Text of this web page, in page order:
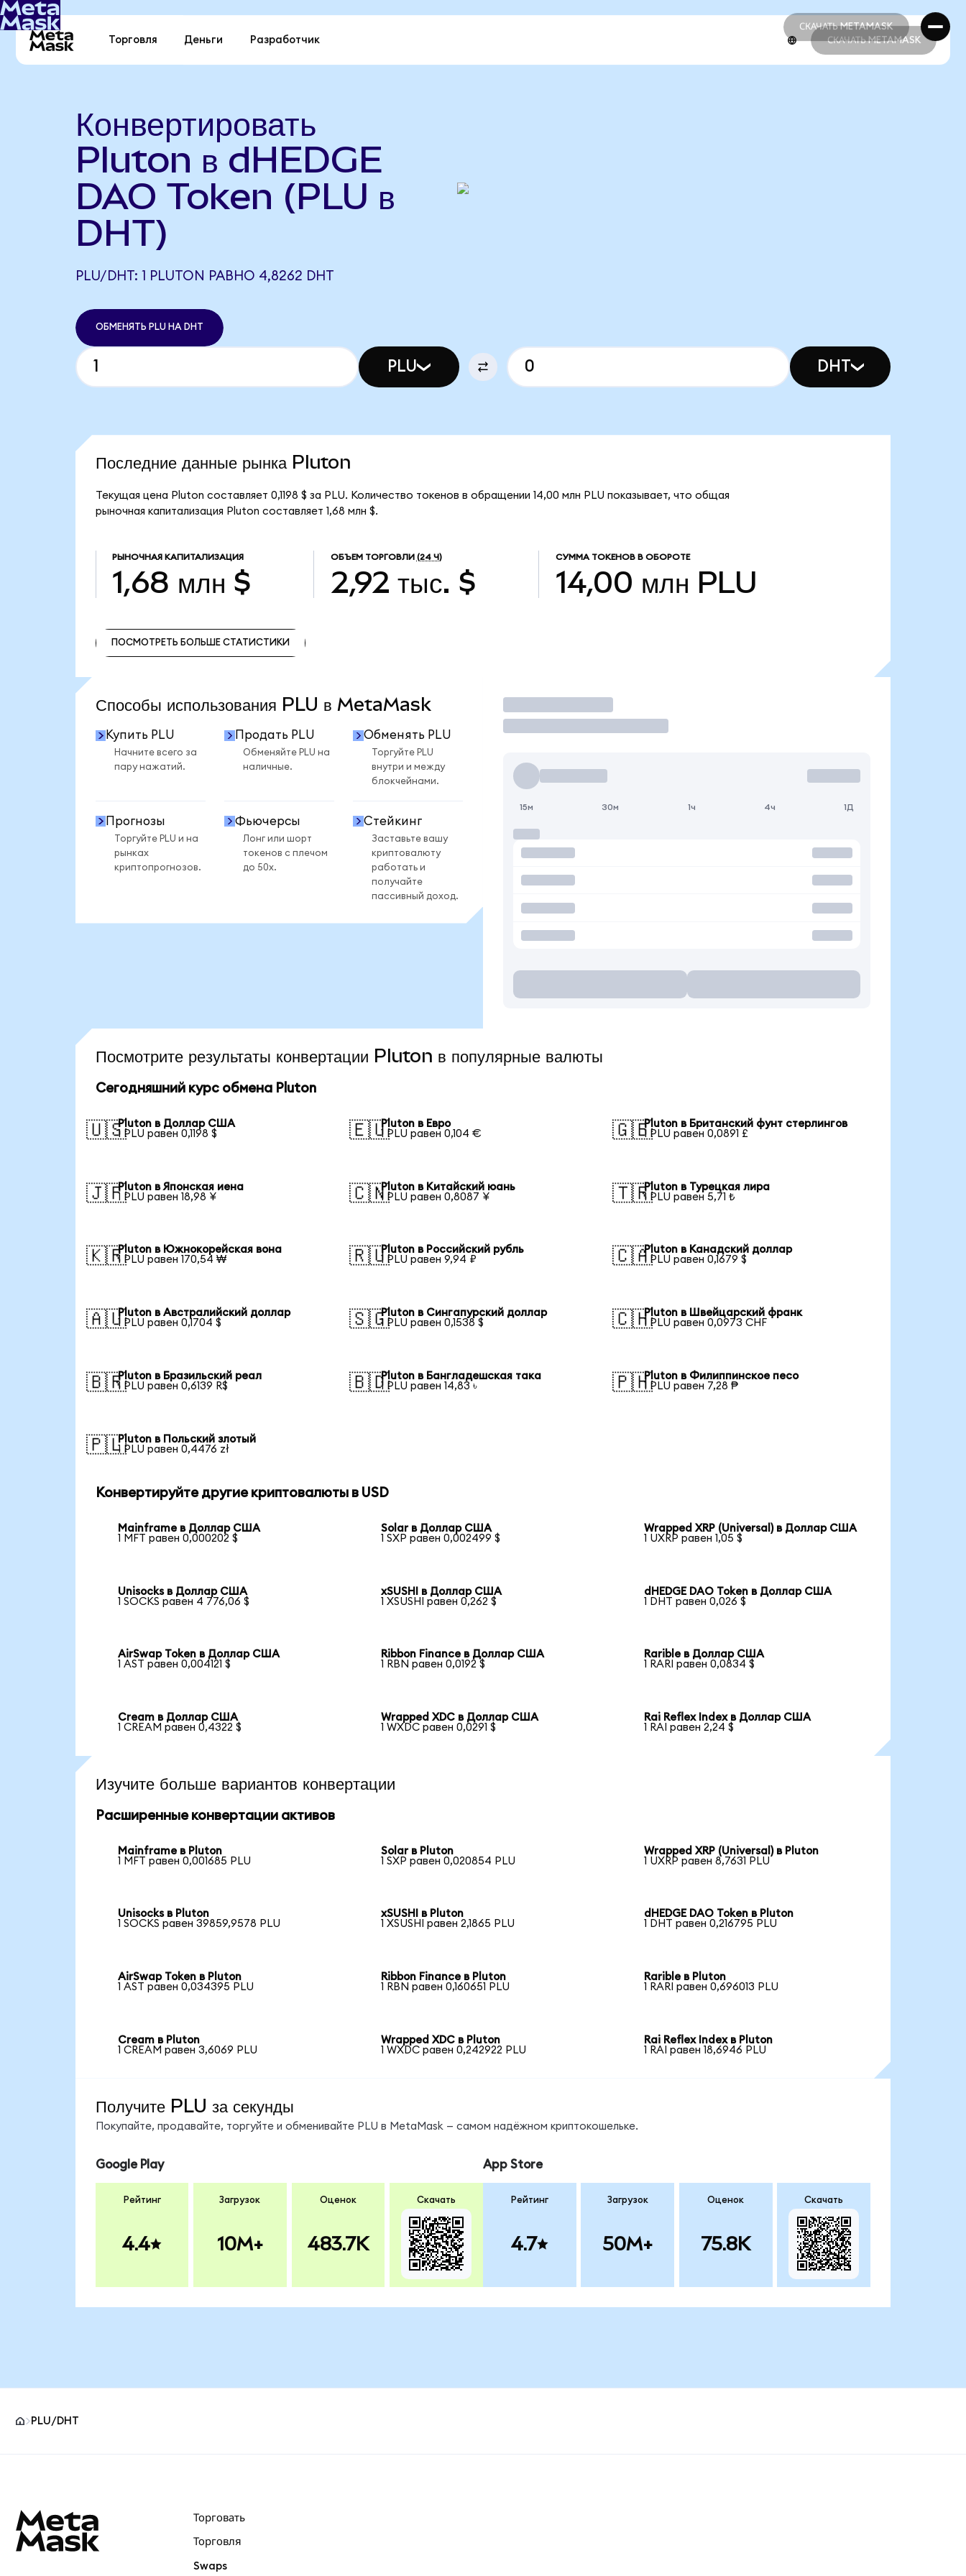
СКАЧАТЬ METAMASK
СКАЧАТЬ METAMASK
Торговля Деньги Разработчик СКАЧАТЬ METAMASK
Конвертировать
Pluton в dHEDGE
DAO Token (PLU в
DHT)
PLU/DHT: 1 PLUTON РАВНО 4,8262 DHT
ОБМЕНЯТЬ PLU НА DHT
PLU DHT
Последние данные рынка Pluton
Текущая цена Pluton составляет 0,1198 $ за PLU. Количество токенов в обращении 14,00 млн PLU показывает, что общая
рыночная капитализация Pluton составляет 1,68 млн $.
РЫНОЧНАЯ КАПИТАЛИЗАЦИЯ
1,68 млн $
ОБЪЕМ ТОРГОВЛИ (24 Ч)
2,92 тыс. $
СУММА ТОКЕНОВ В ОБОРОТЕ
14,00 млн PLU
ПОСМОТРЕТЬ БОЛЬШЕ СТАТИСТИКИ
Способы использования PLU в MetaMask
Купить PLU
Начните всего за
пару нажатий.
Продать PLU
Обменяйте PLU на
наличные.
Обменять PLU
Торгуйте PLU
внутри и между
блокчейнами.
Прогнозы
Торгуйте PLU и на
рынках
криптопрогнозов.
Фьючерсы
Лонг или шорт
токенов с плечом
до 50x.
Стейкинг
Заставьте вашу
криптовалюту
работать и
получайте
пассивный доход.
Торговать
15м 30м 1ч 4ч 1Д
Посмотрите результаты конвертации Pluton в популярные валюты
Сегодняшний курс обмена Pluton
🇺🇸Pluton в Доллар США
1 PLU равен 0,1198 $
🇪🇺Pluton в Евро
1 PLU равен 0,104 €
🇬🇧Pluton в Британский фунт стерлингов
1 PLU равен 0,0891 £
🇯🇵Pluton в Японская иена
1 PLU равен 18,98 ¥
🇨🇳Pluton в Китайский юань
1 PLU равен 0,8087 ¥
🇹🇷Pluton в Турецкая лира
1 PLU равен 5,71 ₺
🇰🇷Pluton в Южнокорейская вона
1 PLU равен 170,54 ₩
🇷🇺Pluton в Российский рубль
1 PLU равен 9,94 ₽
🇨🇦Pluton в Канадский доллар
1 PLU равен 0,1679 $
🇦🇺Pluton в Австралийский доллар
1 PLU равен 0,1704 $
🇸🇬Pluton в Сингапурский доллар
1 PLU равен 0,1538 $
🇨🇭Pluton в Швейцарский франк
1 PLU равен 0,0973 CHF
🇧🇷Pluton в Бразильский реал
1 PLU равен 0,6139 R$
🇧🇩Pluton в Бангладешская така
1 PLU равен 14,83 ৳
🇵🇭Pluton в Филиппинское песо
1 PLU равен 7,28 ₱
🇵🇱Pluton в Польский злотый
1 PLU равен 0,4476 zł
Конвертируйте другие криптовалюты в USD
Mainframe в Доллар США
1 MFT равен 0,000202 $
Solar в Доллар США
1 SXP равен 0,002499 $
Wrapped XRP (Universal) в Доллар США
1 UXRP равен 1,05 $
Unisocks в Доллар США
1 SOCKS равен 4 776,06 $
xSUSHI в Доллар США
1 XSUSHI равен 0,262 $
dHEDGE DAO Token в Доллар США
1 DHT равен 0,026 $
AirSwap Token в Доллар США
1 AST равен 0,004121 $
Ribbon Finance в Доллар США
1 RBN равен 0,0192 $
Rarible в Доллар США
1 RARI равен 0,0834 $
Cream в Доллар США
1 CREAM равен 0,4322 $
Wrapped XDC в Доллар США
1 WXDC равен 0,0291 $
Rai Reflex Index в Доллар США
1 RAI равен 2,24 $
Изучите больше вариантов конвертации
Расширенные конвертации активов
Mainframe в Pluton
1 MFT равен 0,001685 PLU
Solar в Pluton
1 SXP равен 0,020854 PLU
Wrapped XRP (Universal) в Pluton
1 UXRP равен 8,7631 PLU
Unisocks в Pluton
1 SOCKS равен 39859,9578 PLU
xSUSHI в Pluton
1 XSUSHI равен 2,1865 PLU
dHEDGE DAO Token в Pluton
1 DHT равен 0,216795 PLU
AirSwap Token в Pluton
1 AST равен 0,034395 PLU
Ribbon Finance в Pluton
1 RBN равен 0,160651 PLU
Rarible в Pluton
1 RARI равен 0,696013 PLU
Cream в Pluton
1 CREAM равен 3,6069 PLU
Wrapped XDC в Pluton
1 WXDC равен 0,242922 PLU
Rai Reflex Index в Pluton
1 RAI равен 18,6946 PLU
Получите PLU за секунды
Покупайте, продавайте, торгуйте и обменивайте PLU в MetaMask — самом надёжном криптокошельке.
Google Play
Рейтинг
4.4
Загрузок
10M+
Оценок
483.7K
Скачать
App Store
Рейтинг
4.7
Загрузок
50M+
Оценок
75.8K
Скачать
PLU/DHT
Торговать
Торговля
Swaps